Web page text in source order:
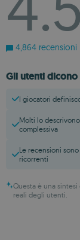
4,864 recensioni
Gli utenti dicono
I giocatori
Molti lo
complessiva
Le recensioni
ricorrenti
Questa è una
reali degli utenti.